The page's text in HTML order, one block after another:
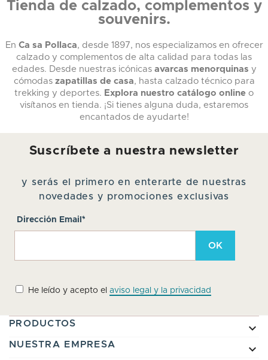
Tienda de calzado, complementos y
souvenirs.
En Ca sa Pollaca, desde 1897, nos especializamos en ofrecer
calzado y complementos de alta calidad para todas las
edades. Desde nuestras icónicas avarcas menorquinas y
cómodas zapatillas de casa, hasta calzado técnico para
trekking y deportes. Explora nuestro catálogo online o
visítanos en tienda. ¡Si tienes alguna duda, estaremos
encantados de ayudarte!
Suscríbete a nuestra newsletter
y serás el primero en enterarte de nuestras
novedades y promociones exclusivas
Dirección Email*
He leído y acepto el aviso legal y la privacidad
PRODUCTOS 
NUESTRA EMPRESA 